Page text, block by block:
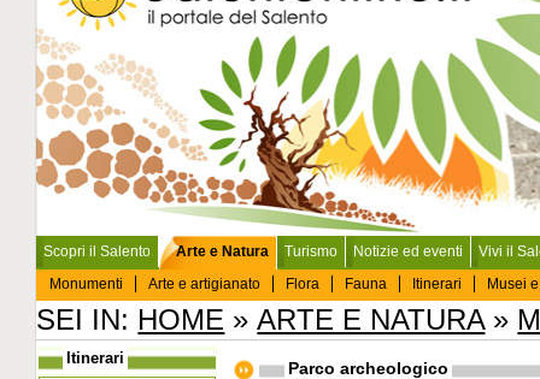
Scopri il Salento
Arte e Natura
Monumenti
Arte e artigianato Flora Fauna Itinerari Musei
Turismo Notizie ed eventi Vivi il
SEI IN: HOME »ARTE E NATURA»
Parco archeologico
Itinerari